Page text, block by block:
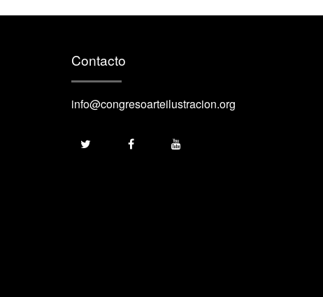
Contacto
info@congresoarteilustracion.org